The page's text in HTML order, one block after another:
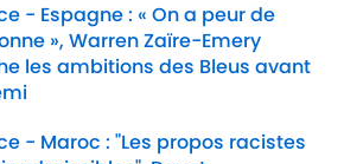
- Espagne : « On a peur de
», Warren Zaïre-Emery
les ambitions des Bleus avant
by on Invalid Date
- Maroc : "Les propos racistes